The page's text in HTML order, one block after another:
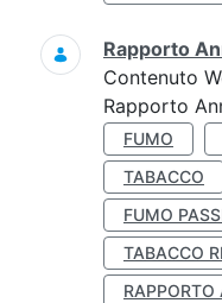
Rapporto
Contenuto
Rapporto
FUMO
TABACCO
FUMO
TABACCO
RAPPORTO